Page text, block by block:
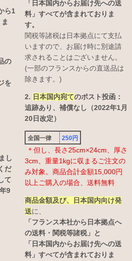
ら1
の
を
し
だ
て
9
「日本国内からお届け先への送
料」すべてが含まれておりま
す。
関税等諸税は日本拠点にて支払
いますので、お届け時に別途請
求されることはございません。
(一部のフランスからの直送品は
除きます。)
2. 日本国内宛てのポスト投函：
追跡あり、補償なし（2022年1月
20日改定）
全国一律 250円
＊但し、長さ25cm×24cm、厚さ
3cm、重量1kgに収まるご注文の
み対象。商品合計金額15,000円
以上ご購入の場合、送料無料
商品金額及び、日本国内向け発
送に、
「フランス本社から日本拠点へ
の送料・関税等諸税」と
「日本国内からお届け先への送
料」すべてが含まれておりま